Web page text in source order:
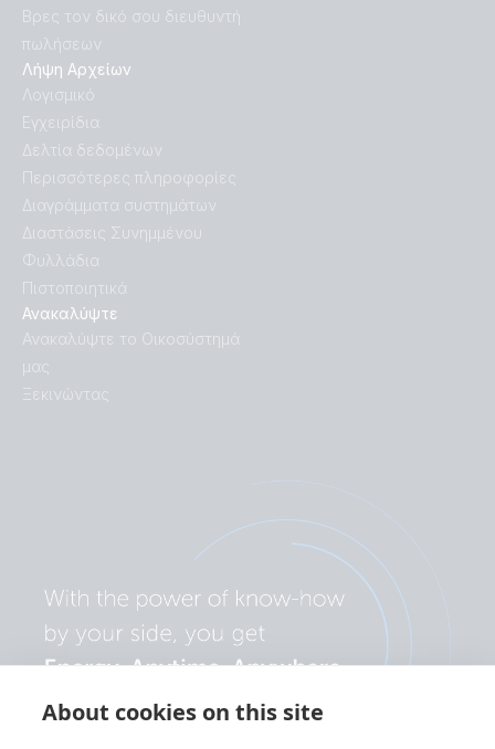
About cookies on this site
Ανακαλύψτε
Ανακαλύψτε το Οικοσύστημά
μας
Ξεκινώντας
Λήψη Αρχείων
Λογισμικό
Εγχειρίδια
Δελτία δεδομένων
Περισσότερες πληροφορίες
Διαγράμματα συστημάτων
Διαστάσεις Συνημμένου
Φυλλάδια
Πιστοποιητικά
Βρες τον δικό σου διευθυντή
πωλήσεων